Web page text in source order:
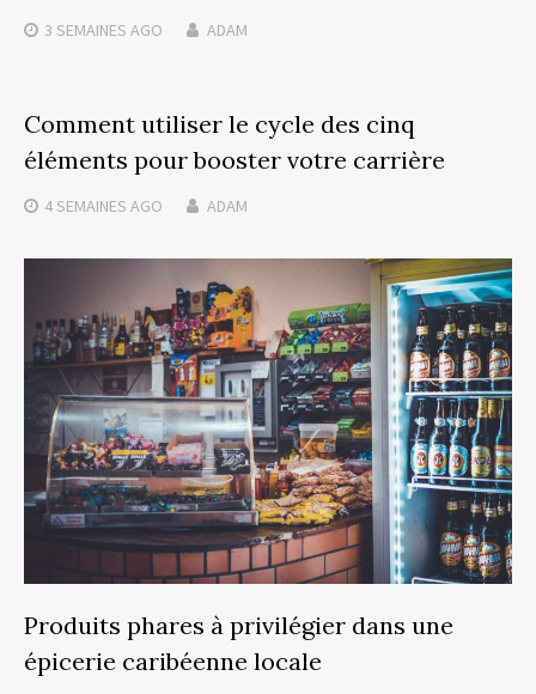
3 SEMAINES AGO ADAM
Comment utiliser le cycle des cinq
éléments pour booster votre carrière
4 SEMAINES AGO ADAM
Produits phares à privilégier dans une
épicerie caribéenne locale